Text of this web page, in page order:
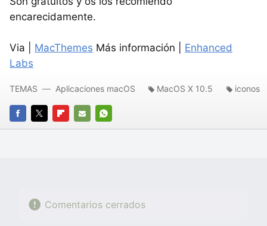
encarecidamente.
Via | MacThemes Más información | Enhanced
Labs
FACEBOOK
TWITTERFLIPBOARD
E-
WHATSAPP
TEMAS Aplicaciones macOS MacOS X 10.5 iconos
Comentarios cerrados